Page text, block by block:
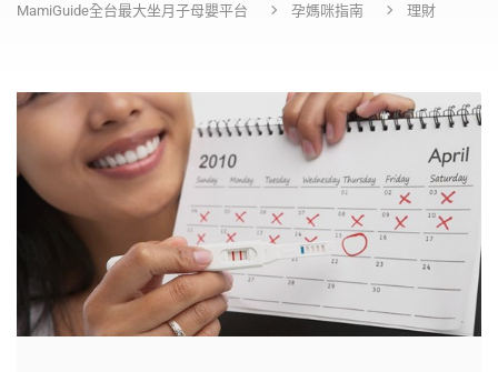
MamiGuide全台最大坐月子母嬰平台 孕媽咪指南 理財